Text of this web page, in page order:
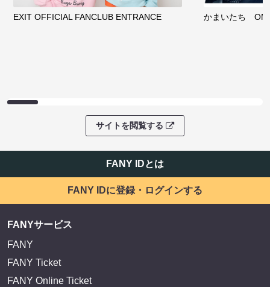
EXIT OFFICIAL FANCLUB ENTRANCE かまいたち
サイトを閲覧する
FANY IDとは
FANY IDに登録・ログインする
FANYサービス
FANY
FANY Ticket
FANY Online Ticket